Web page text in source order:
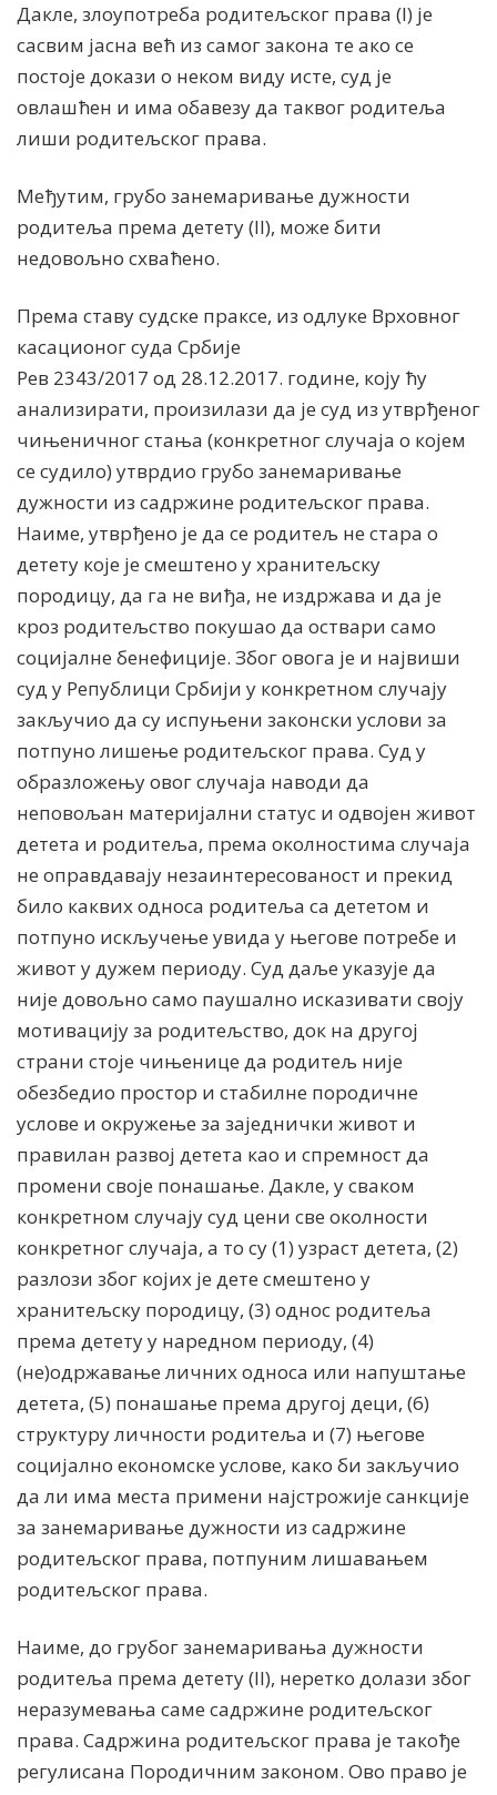
Дакле, злоупотреба родитељског права (I) је
сасвим јасна већ из самог закона те ако се
постоје докази о неком виду исте, суд је
овлашћен и има обавезу да таквог родитеља
лиши родитељског права.
Међутим, грубо занемаривање дужности
родитеља према детету (II), може бити
недовољно схваћено.
Према ставу судске праксе, из одлуке Врховног
касационог суда Србије
Рев 2343/2017 од 28.12.2017. године, коју ћу
анализирати, произилази да је суд из утврђеног
чињеничног стања (конкретног случаја о којем
се судило) утврдио грубо занемаривање
дужности из садржине родитељског права.
Наиме, утврђено је да се родитељ не стара о
детету које је смештено у хранитељску
породицу, да га не виђа, не издржава и да је
кроз родитељство покушао да оствари само
социјалне бенефиције. Због овога је и највиши
суд у Републици Србији у конкретном случају
закључио да су испуњени законски услови за
потпуно лишење родитељског права. Суд у
образложењу овог случаја наводи да
неповољан материјални статус и одвојен живот
детета и родитеља, према околностима случаја
не оправдавају незаинтересованост и прекид
било каквих односа родитеља са дететом и
потпуно искључење увида у његове потребе и
живот у дужем периоду. Суд даље указује да
није довољно само паушално исказивати своју
мотивацију за родитељство, док на другој
страни стоје чињенице да родитељ није
обезбедио простор и стабилне породичне
услове и окружење за заједнички живот и
правилан развој детета као и спремност да
промени своје понашање. Дакле, у сваком
конкретном случају суд цени све околности
конкретног случаја, а то су (1) узраст детета, (2)
разлози због којих је дете смештено у
хранитељску породицу, (3) однос родитеља
према детету у наредном периоду, (4)
(не)одржавање личних односа или напуштање
детета, (5) понашање према другој деци, (6)
структуру личности родитеља и (7) његове
социјално економске услове, како би закључио
да ли има места примени најстрожије санкције
за занемаривање дужности из садржине
родитељског права, потпуним лишавањем
родитељског права.
Нaиме, до грубог занемаривања дужности
родитеља према детету (II), неретко долази због
неразумевања саме садржине родитељског
права. Садржина родитељског права је такође
регулисана Породичним законом. Ово право је